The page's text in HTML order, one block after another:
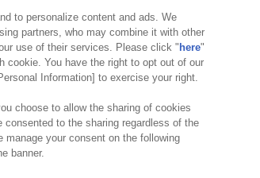
いて カスタマーハラスメント対応方針
to personalize content and ads. We
partners, who may combine it with other
use of their services. Please click " here"
cookie. You have the right to opt out of our
Information] to exercise your right.
choose to allow the sharing of cookies
to the sharing regardless of the
your consent on the following
banner.